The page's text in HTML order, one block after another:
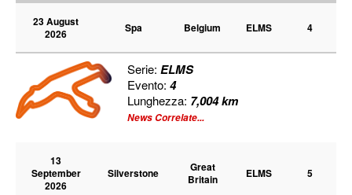
23 August
2026
Spa Belgium ELMS 4
Serie:ELMS
Evento:4
Lunghezza: 7,004 km
News Correlate...
13
September
2026
Silverstone
Great
Britain
ELMS 5